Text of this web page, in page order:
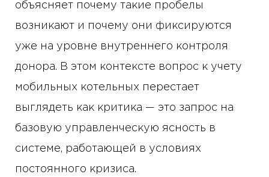
объясняет почему такие пробелы
возникают и почему они фиксируются
уже на уровне внутреннего контроля
донора. В этом контексте вопрос к учету
мобильных котельных перестает
выглядеть как критика — это запрос на
базовую управленческую ясность в
системе, работающей в условиях
постоянного кризиса.